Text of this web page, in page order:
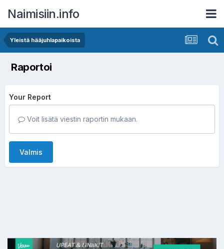
Naimisiin.info
Yleistä hääjuhlapaikoista
Raportoi
Your Report
Voit lisätä viestin raportin mukaan.
Valmis